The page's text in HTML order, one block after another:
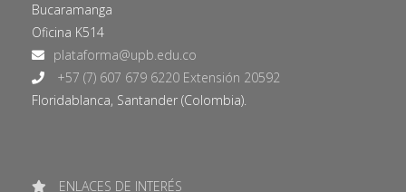
Bucaramanga
Oficina K514
+57 (7) 607 679 6220 Extensión 20592
Floridablanca, Santander (Colombia).
ENLACES DE INTERÉS